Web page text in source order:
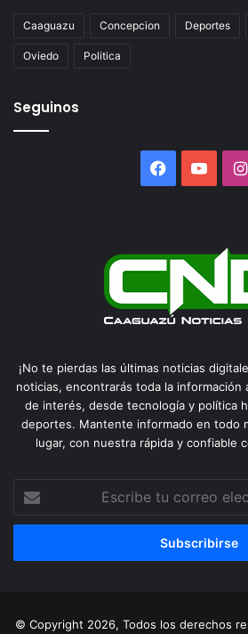
Caaguazu Concepcion Deportes
Oviedo Politica
Seguinos
Facebook
¡No te pierdas las últimas noticias
noticias, encontrarás toda la información
de interés, desde tecnología y política
deportes. Mantente informado en todo
lugar, con nuestra rápida y confiable
tu
correo
© Copyright 2026, Todos los derechos